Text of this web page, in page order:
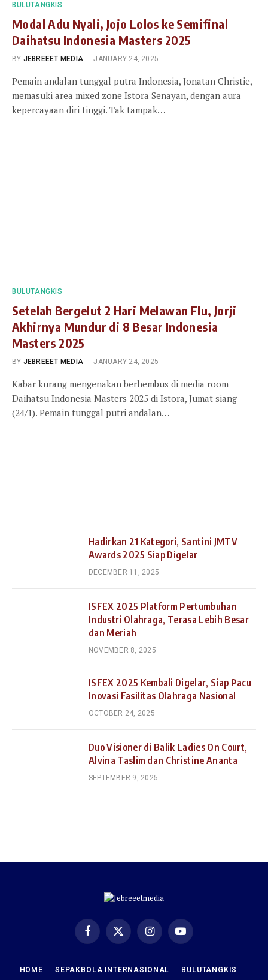
BULUTANGKIS
Modal Adu Nyali, Jojo Lolos ke Semifinal
Daihatsu Indonesia Masters 2025
BY JEBREEET MEDIA JANUARY 24, 2025
Pemain andalan tunggal putra Indonesia, Jonatan Christie,
memasuki area mixed zone Istora Senayan, dengan aura
kepercayaan diri tinggi. Tak tampak…
BULUTANGKIS
Setelah Bergelut 2 Hari Melawan Flu, Jorji
Akhirnya Mundur di 8 Besar Indonesia
Masters 2025
BY JEBREEET MEDIA JANUARY 24, 2025
Kabar kurang mengenakan berhembus di media room
Daihatsu Indonesia Masters 2025 di Istora, Jumat siang
(24/1). Pemain tunggal putri andalan…
Hadirkan 21 Kategori, Santini JMTV
Awards 2025 Siap Digelar
DECEMBER 11, 2025
ISFEX 2025 Platform Pertumbuhan
Industri Olahraga, Terasa Lebih Besar
dan Meriah
NOVEMBER 8, 2025
ISFEX 2025 Kembali Digelar, Siap Pacu
Inovasi Fasilitas Olahraga Nasional
OCTOBER 24, 2025
Duo Visioner di Balik Ladies On Court,
Alvina Taslim dan Christine Ananta
SEPTEMBER 9, 2025
FacebookX
(Twitter)
InstagramYouTube
HOME SEPAKBOLA INTERNASIONAL BULUTANGKIS